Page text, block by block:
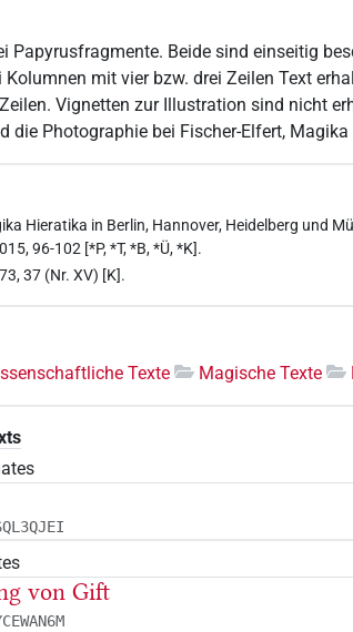
Papyrusfragmente. Beide sind einseitig
mit vier bzw. drei Zeilen Text
Vignetten zur Illustration sind nicht
die Photographie bei Fischer-Elfert,
Hieratika in Berlin, Hannover, Heidelberg und
96-102 [*P, *T, *B, *Ü, *K].
37 (Nr. XV) [K].
Texte
Magische Texte
von Gift